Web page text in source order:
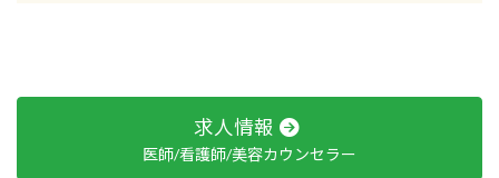
求人情報
医師/看護師/美容カウンセラー